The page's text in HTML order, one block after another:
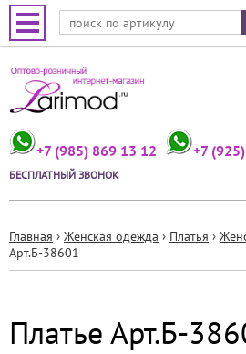
Jump to
+7 (985) 869 13 12 +7
БЕСПЛАТНЫЙ ЗВОНОК
Вы
Главная › Женская одежда › Платья ›
Арт.Б-38601
Платье Арт.Б-